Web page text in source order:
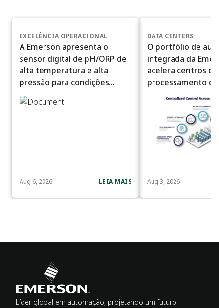
EXCELÊNCIA OPERACIONAL
A Emerson apresenta o
sensor digital de pH/ORP de
alta temperatura e alta
pressão para condições
severas de processo
Aug 6, 2026 LEIA MAIS
DATA CENTERS
O portfólio de
integrada da
acelera centros de
processamento
Aug 3, 2026
Líder global em automação, projetando um futuro